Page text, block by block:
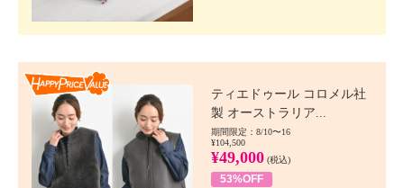
ティエドゥール コロメル社
製 オーストラリア...
期間限定：8/10〜16
¥104,500
¥49,000 (税込)
53%OFF